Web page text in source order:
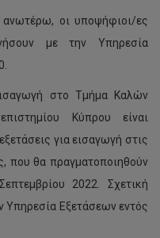
οι υποψήφιοι/ες
με την Υπηρεσία
στο Τμήμα Καλών
Κύπρου είναι
για εισαγωγή στις
που θα πραγματοποιηθούν
2022. Σχετική
Υπηρεσία Εξετάσεων εντός